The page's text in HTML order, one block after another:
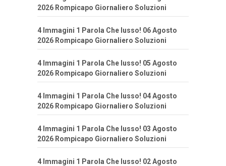
2026 Rompicapo Giornaliero Soluzioni
4 Immagini 1 Parola Che lusso! 06 Agosto
2026 Rompicapo Giornaliero Soluzioni
4 Immagini 1 Parola Che lusso! 05 Agosto
2026 Rompicapo Giornaliero Soluzioni
4 Immagini 1 Parola Che lusso! 04 Agosto
2026 Rompicapo Giornaliero Soluzioni
4 Immagini 1 Parola Che lusso! 03 Agosto
2026 Rompicapo Giornaliero Soluzioni
4 Immagini 1 Parola Che lusso! 02 Agosto